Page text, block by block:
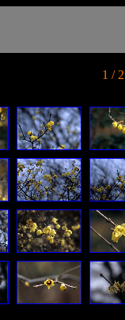
1 /